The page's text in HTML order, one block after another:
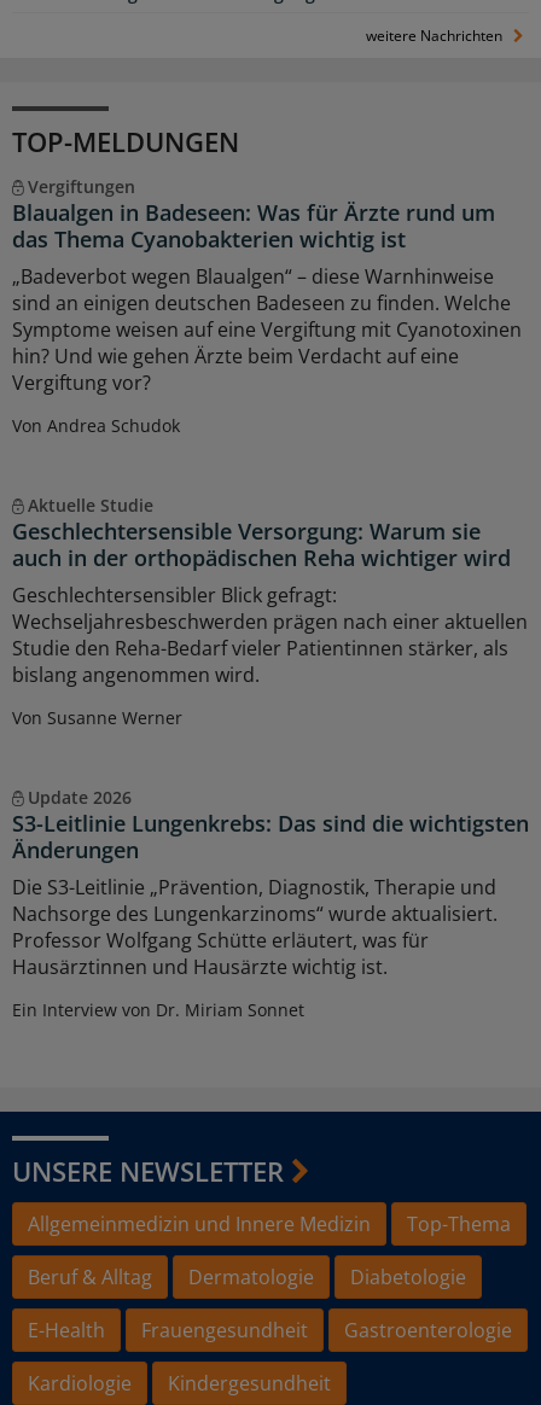
weitere Nachrichten
TOP-MELDUNGEN
Vergiftungen
Blaualgen in Badeseen: Was für Ärzte rund um
das Thema Cyanobakterien wichtig ist
„Badeverbot wegen Blaualgen“ – diese Warnhinweise
sind an einigen deutschen Badeseen zu finden. Welche
Symptome weisen auf eine Vergiftung mit Cyanotoxinen
hin? Und wie gehen Ärzte beim Verdacht auf eine
Vergiftung vor?
Von Andrea Schudok
Aktuelle Studie
Geschlechtersensible Versorgung: Warum sie
auch in der orthopädischen Reha wichtiger wird
Geschlechtersensibler Blick gefragt:
Wechseljahresbeschwerden prägen nach einer aktuellen
Studie den Reha-Bedarf vieler Patientinnen stärker, als
bislang angenommen wird.
Von Susanne Werner
Update 2026
S3-Leitlinie Lungenkrebs: Das sind die wichtigsten
Änderungen
Die S3-Leitlinie „Prävention, Diagnostik, Therapie und
Nachsorge des Lungenkarzinoms“ wurde aktualisiert.
Professor Wolfgang Schütte erläutert, was für
Hausärztinnen und Hausärzte wichtig ist.
Ein Interview von Dr. Miriam Sonnet
UNSERE NEWSLETTER
Allgemeinmedizin und Innere Medizin
Top-Thema
Beruf & Alltag
Dermatologie
Diabetologie
E-Health
Frauengesundheit
Gastroenterologie
Kardiologie
Kindergesundheit